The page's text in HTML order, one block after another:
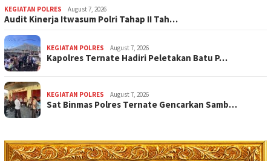
KEGIATAN POLRES August 7, 2026
Audit Kinerja Itwasum Polri Tahap II Tah…
KEGIATAN POLRES August 7, 2026
Kapolres Ternate Hadiri Peletakan Batu P…
KEGIATAN POLRES August 7, 2026
Sat Binmas Polres Ternate Gencarkan Samb…